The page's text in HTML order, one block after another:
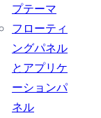
プテーマ
フローティ
ングパネル
とアプリケ
ーションパ
ネル